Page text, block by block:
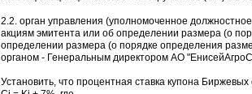
2.2. орган управления (уполномоченное
акциям эмитента или об определении размера (о
определении размера (о порядке определения
органом - Генеральным директором АО
Установить, что процентная ставка купона